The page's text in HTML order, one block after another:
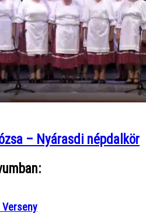
– Nyárasdi népdalkör
Verseny